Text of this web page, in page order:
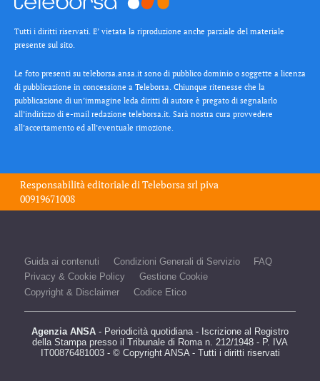
Tutti i diritti riservati. E’ vietata la riproduzione anche parziale del materiale
presente sul sito.
Le foto presenti su teleborsa.ansa.it sono di pubblico dominio o soggette a licenza
di pubblicazione in concessione a Teleborsa. Chiunque ritenesse che la
pubblicazione di un’immagine leda diritti di autore è pregato di segnalarlo
all’indirizzo di e-mail redazione teleborsa.it. Sarà nostra cura provvedere
all’accertamento ed all’eventuale rimozione.
Responsabilità editoriale diTeleborsa srlpiva
00919671008
Guida ai contenuti Condizioni Generali di Servizio
FAQ
Privacy & Cookie Policy
Gestione Cookie
Copyright & Disclaimer
Codice Etico
Agenzia ANSA - Periodicità quotidiana - Iscrizione al Registro
della Stampa presso il Tribunale di Roma n. 212/1948 - P. IVA
IT00876481003 - © Copyright ANSA - Tutti i diritti riservati